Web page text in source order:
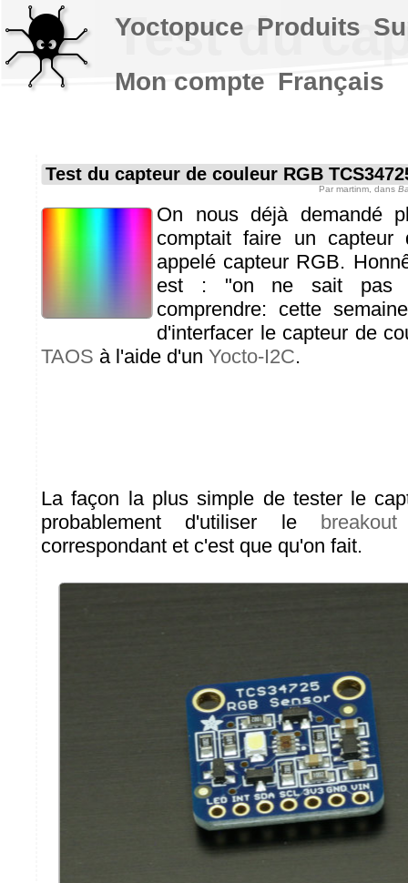
Test du
Test du capteur de couleur RGB
Par martinm , dans
On nous déjà demandé
comptait faire un capteur
appelé capteur RGB.
est : "on ne sait pas
comprendre: cette
d'interfacer le capteur de
TAOS à l'aide d'un Yocto-I2C.
La façon la plus simple de tester le
probablement d'utiliser le
correspondant et c'est que qu'on fait.
Yoctopuce Produits
Mon compte Français